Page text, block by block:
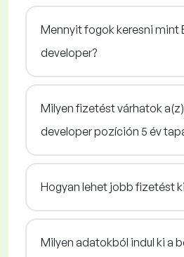
Mennyit fogok keresni mint
developer?
Milyen fizetést várhatok
developer pozíción 5 év
Hogyan lehet jobb fizetést
Milyen adatokból indul ki a